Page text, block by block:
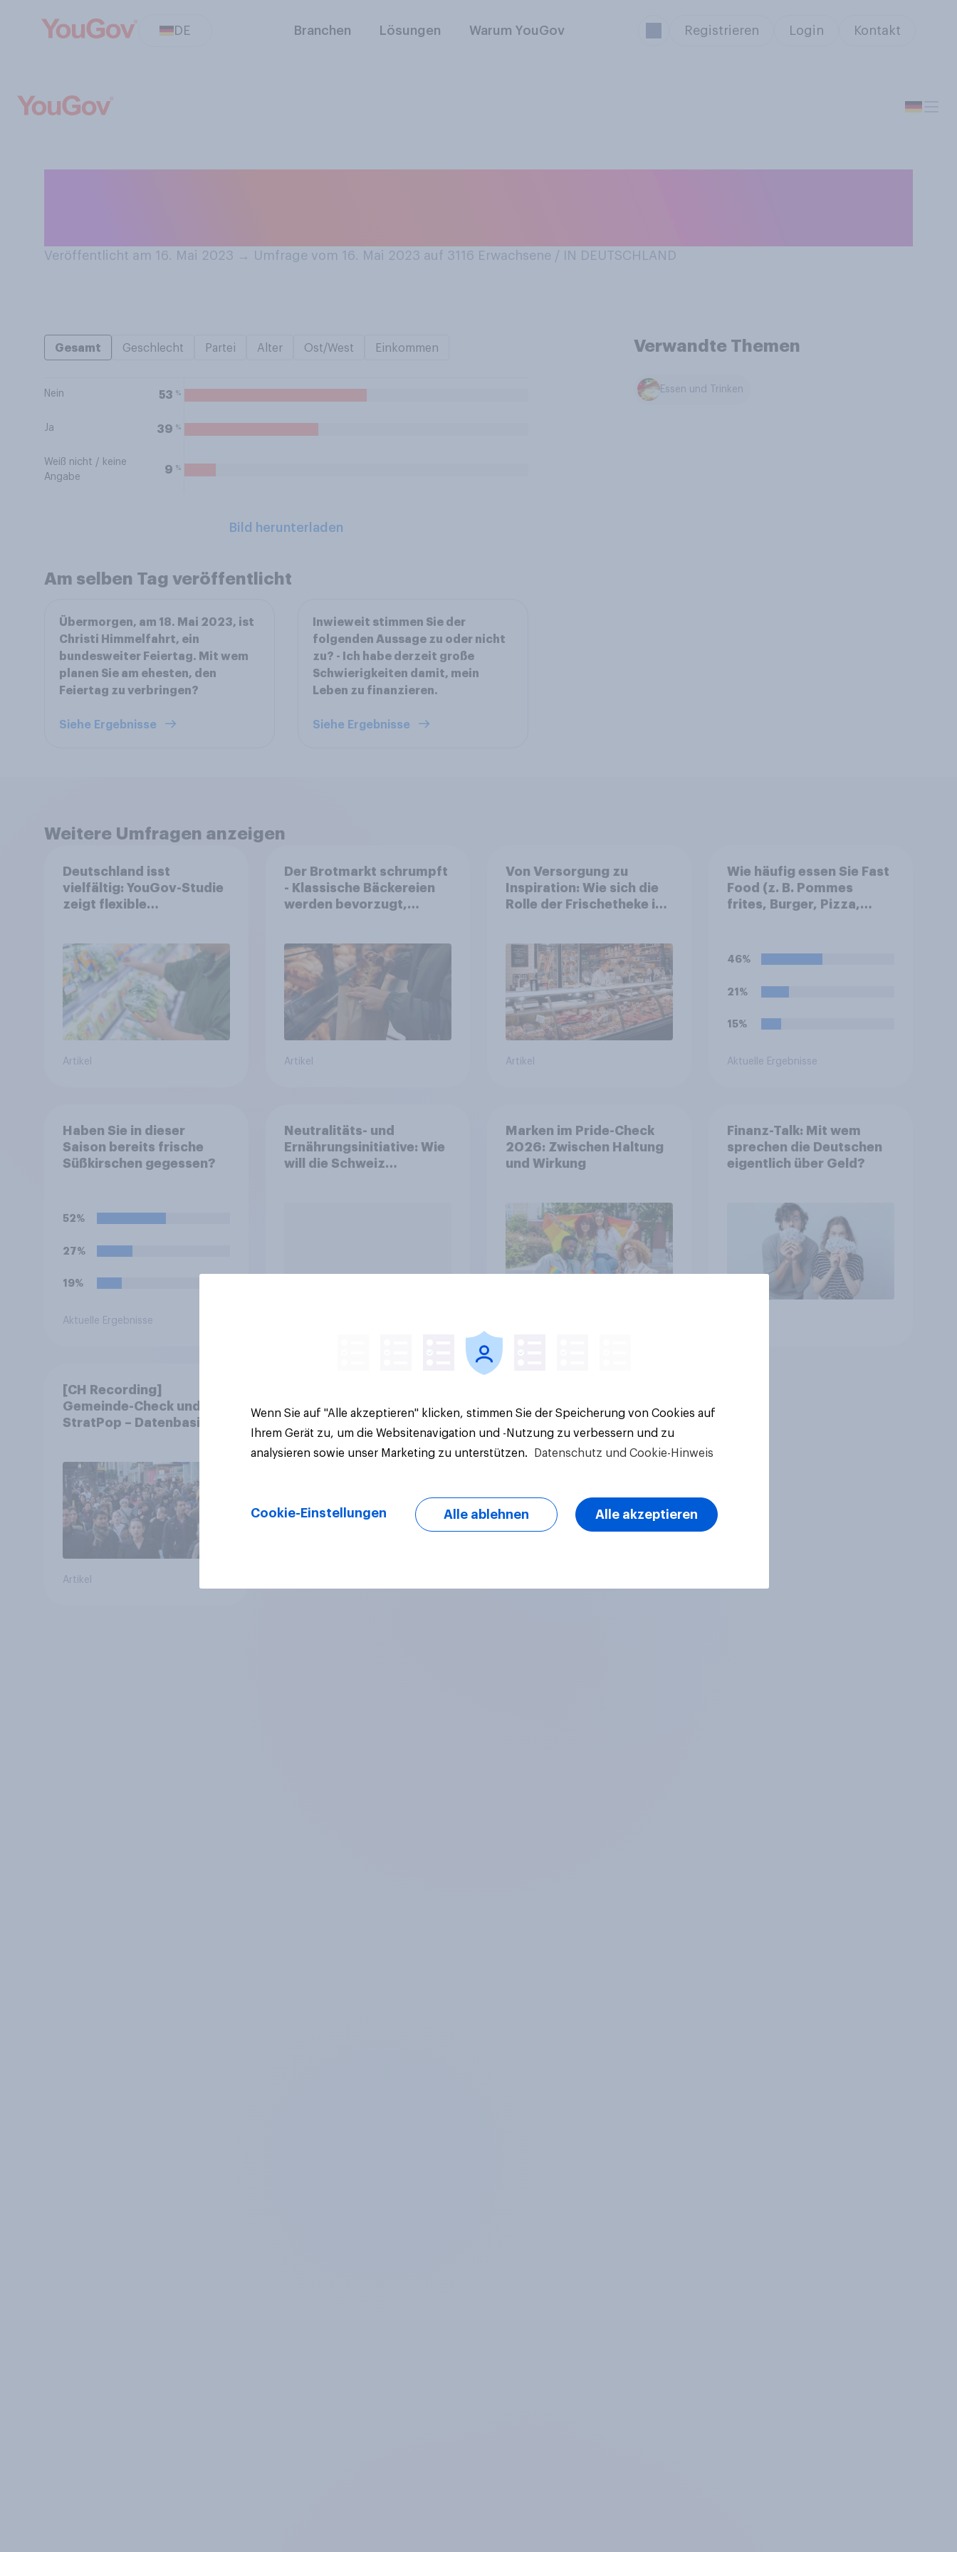
DE Branchen Lösungen Warum YouGov Registrieren Login Kontakt
Veröffentlicht am 16. Mai 2023 → Umfrage vom 16. Mai 2023 auf 3116 Erwachsene / IN DEUTSCHLAND
Gesamt Geschlecht Partei Alter Ost/West Einkommen
Nein 53 %
Ja 39 %
Weiß nicht / keine
Angabe
9 %
Bild herunterladen
Verwandte Themen
Essen und Trinken
Am selben Tag veröffentlicht
Übermorgen, am 18. Mai 2023, ist
Christi Himmelfahrt, ein
bundesweiter Feiertag. Mit wem
planen Sie am ehesten, den
Feiertag zu verbringen?
Siehe Ergebnisse
Inwieweit stimmen Sie der
folgenden Aussage zu oder nicht
zu? - Ich habe derzeit große
Schwierigkeiten damit, mein
Leben zu finanzieren.
Siehe Ergebnisse
Weitere Umfragen anzeigen
Deutschland isst
vielfältig: YouGov-Studie
zeigt flexible
Artikel
Der Brotmarkt schrumpft
- Klassische Bäckereien
werden bevorzugt,
Backstationen
Artikel
Von Versorgung zu
Inspiration: Wie sich die
Rolle der Frischetheke im
Artikel
Wie häufig essen Sie Fast
Food (z. B. Pommes
frites, Burger, Pizza,
46%
21%
15%
Aktuelle Ergebnisse
Haben Sie in dieser
Saison bereits frische
Süßkirschen gegessen?
52%
27%
19%
Aktuelle Ergebnisse
Neutralitäts- und
Ernährungsinitiative: Wie
will die Schweiz
Marken im Pride-Check
2026: Zwischen Haltung
und Wirkung
Finanz-Talk: Mit wem
sprechen die Deutschen
eigentlich über Geld?
[CH Recording]
Gemeinde-Check und
StratPop – Datenbasierte
Artikel
Wenn Sie auf "Alle akzeptieren" klicken, stimmen Sie der Speicherung von Cookies auf
Ihrem Gerät zu, um die Websitenavigation und -Nutzung zu verbessern und zu
analysieren sowie unser Marketing zu unterstützen.
Datenschutz und Cookie-Hinweis
Cookie-Einstellungen Alle ablehnen Alle akzeptieren